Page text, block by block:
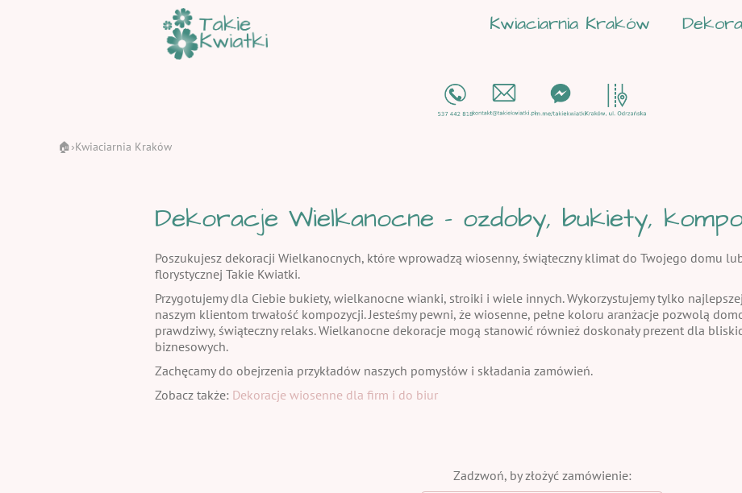
Kwiaciarnia Kraków
🏠 ›Kwiaciarnia Kraków
Dekoracje Wielkanocne - ozdoby, bukiety,
Poszukujesz dekoracji Wielkanocnych, które wprowadzą wiosenny, świąteczny klimat do Twojego domu
florystycznej Takie Kwiatki.
Przygotujemy dla Ciebie bukiety, wielkanocne wianki, stroiki i wiele innych. Wykorzystujemy tylko
naszym klientom trwałość kompozycji. Jesteśmy pewni, że wiosenne, pełne koloru aranżacje pozwolą
prawdziwy, świąteczny relaks. Wielkanocne dekoracje mogą stanowić również doskonały prezent dla
biznesowych.
Zachęcamy do obejrzenia przykładów naszych pomysłów i składania zamówień.
Zobacz także: Dekoracje wiosenne dla firm i do biur
Zadzwoń, by złożyć zamówienie: